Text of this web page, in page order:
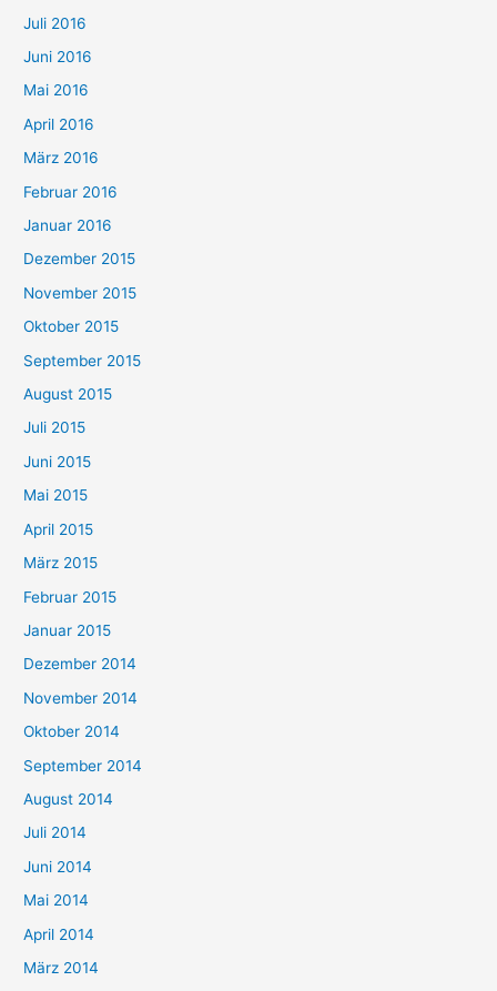
Juli 2016
Juni 2016
Mai 2016
April 2016
März 2016
Februar 2016
Januar 2016
Dezember 2015
November 2015
Oktober 2015
September 2015
August 2015
Juli 2015
Juni 2015
Mai 2015
April 2015
März 2015
Februar 2015
Januar 2015
Dezember 2014
November 2014
Oktober 2014
September 2014
August 2014
Juli 2014
Juni 2014
Mai 2014
April 2014
März 2014